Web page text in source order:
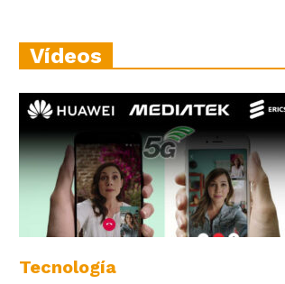
Vídeos
Tecnología